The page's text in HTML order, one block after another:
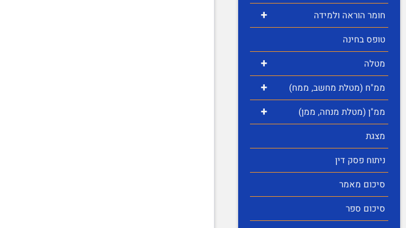
+
חומר הוראה ולמידה
טופס בחינה
+ מטלה
+ ממ"ח (מטלת מחשב, ממח)
+
ממ"ן (מטלת מנחה, ממן)
מצגת
ניתוח פסק דין
סיכום מאמר
סיכום ספר